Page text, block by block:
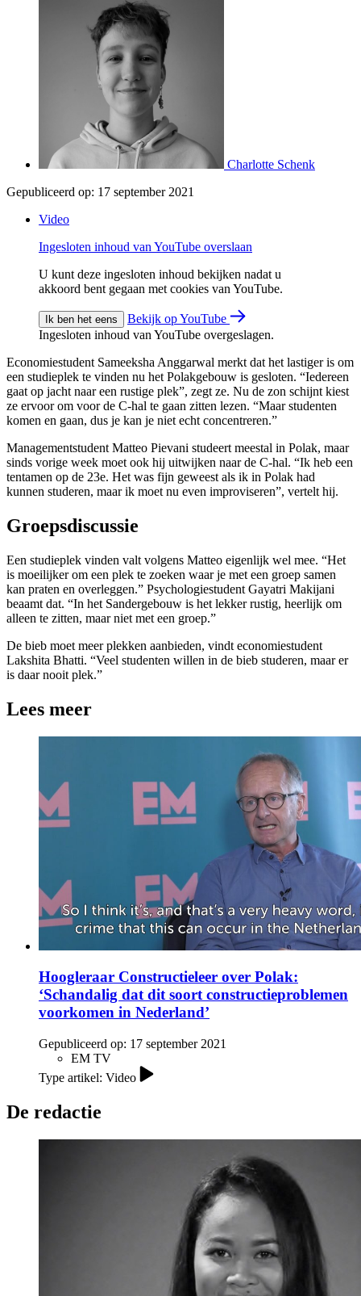
Charlotte Schenk
Gepubliceerd op: 17 september 2021
Video
Ingesloten inhoud van YouTube overslaan
U kunt deze ingesloten inhoud bekijken nadat u
akkoord bent gegaan met cookies van YouTube.
Ik ben het eens
Bekijk op YouTube
Ingesloten inhoud van YouTube overgeslagen.
Economiestudent Sameeksha Anggarwal merkt dat het lastiger is om
een studieplek te vinden nu het Polakgebouw is gesloten. “Iedereen
gaat op jacht naar een rustige plek”, zegt ze. Nu de zon schijnt kiest
ze ervoor om voor de C-hal te gaan zitten lezen. “Maar studenten
komen en gaan, dus je kan je niet echt concentreren.”
Managementstudent Matteo Pievani studeert meestal in Polak, maar
sinds vorige week moet ook hij uitwijken naar de C-hal. “Ik heb een
tentamen op de 23e. Het was fijn geweest als ik in Polak had
kunnen studeren, maar ik moet nu even improviseren”, vertelt hij.
Groepsdiscussie
Een studieplek vinden valt volgens Matteo eigenlijk wel mee. “Het
is moeilijker om een plek te zoeken waar je met een groep samen
kan praten en overleggen.” Psychologiestudent Gayatri Makijani
beaamt dat. “In het Sandergebouw is het lekker rustig, heerlijk om
alleen te zitten, maar niet met een groep.”
De bieb moet meer plekken aanbieden, vindt economiestudent
Lakshita Bhatti. “Veel studenten willen in de bieb studeren, maar er
is daar nooit plek.”
Lees meer
Hoogleraar Constructieleer over Polak:
‘Schandalig dat dit soort constructieproblemen
voorkomen in Nederland’
Gepubliceerd op: 17 september 2021
EM TV
Type artikel: Video
De redactie